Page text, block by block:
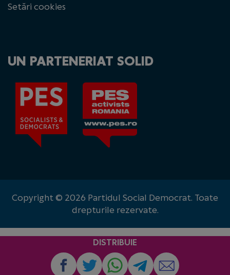
Setări cookies
UN PARTENERIAT SOLID
Copyright © 2026 Partidul Social Democrat. Toate
drepturile rezervate.
DISTRIBUIE